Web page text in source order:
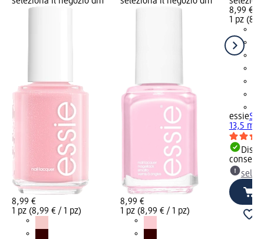
8,99 €
1 pz (8,99 € / 1 pz)
8,99 €
1 pz (8,99 € / 1 pz)
8,99 €
1 pz
essie
13,5 ml